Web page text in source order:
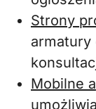
Strony
armatury
Mobilne